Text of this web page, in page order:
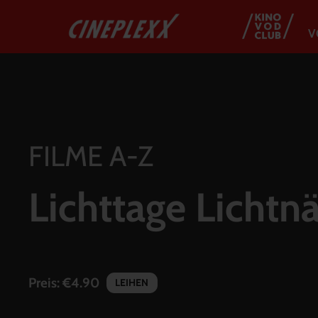
FILME A-Z
Lichttage
Preis: €4.90 LEIHEN